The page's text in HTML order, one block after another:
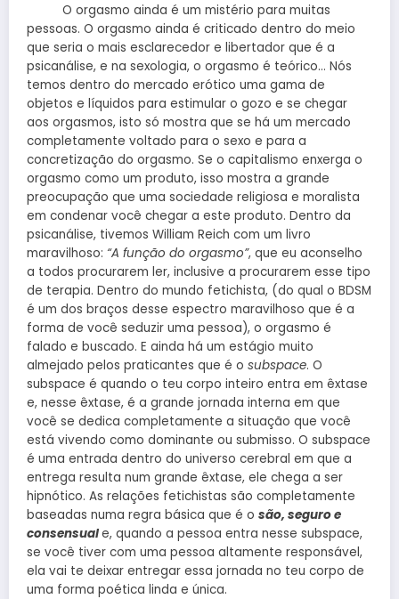
O orgasmo ainda é um mistério para muitas
pessoas. O orgasmo ainda é criticado dentro do meio
que seria o mais esclarecedor e libertador que é a
psicanálise, e na sexologia, o orgasmo é teórico… Nós
temos dentro do mercado erótico uma gama de
objetos e líquidos para estimular o gozo e se chegar
aos orgasmos, isto só mostra que se há um mercado
completamente voltado para o sexo e para a
concretização do orgasmo. Se o capitalismo enxerga o
orgasmo como um produto, isso mostra a grande
preocupação que uma sociedade religiosa e moralista
em condenar você chegar a este produto. Dentro da
psicanálise, tivemos William Reich com um livro
maravilhoso: “A função do orgasmo”, que eu aconselho
a todos procurarem ler, inclusive a procurarem esse tipo
de terapia. Dentro do mundo fetichista, (do qual o BDSM
é um dos braços desse espectro maravilhoso que é a
forma de você seduzir uma pessoa), o orgasmo é
falado e buscado. E ainda há um estágio muito
almejado pelos praticantes que é o subspace. O
subspace é quando o teu corpo inteiro entra em êxtase
e, nesse êxtase, é a grande jornada interna em que
você se dedica completamente a situação que você
está vivendo como dominante ou submisso. O subspace
é uma entrada dentro do universo cerebral em que a
entrega resulta num grande êxtase, ele chega a ser
hipnótico. As relações fetichistas são completamente
baseadas numa regra básica que é o são, seguro e
consensuale, quando a pessoa entra nesse subspace,
se você tiver com uma pessoa altamente responsável,
ela vai te deixar entregar essa jornada no teu corpo de
uma forma poética linda e única.